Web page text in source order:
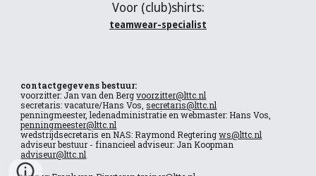
Voor (club)shirts:
teamwear-specialist
contactgegevens bestuur:
voorzitter: Jan van den Bergvoorzitter@lttc.nl
secretaris: vacature/Hans Vos,secretaris@lttc.nl
penningmeester, ledenadministratie en webmaster: Hans Vos,
penningmeester@lttc.nl
wedstrijdsecretaris en NAS: Raymond Regteringws@lttc.nl
adviseur bestuur - financieel adviseur: Jan Koopman
adviseur@lttc.nl